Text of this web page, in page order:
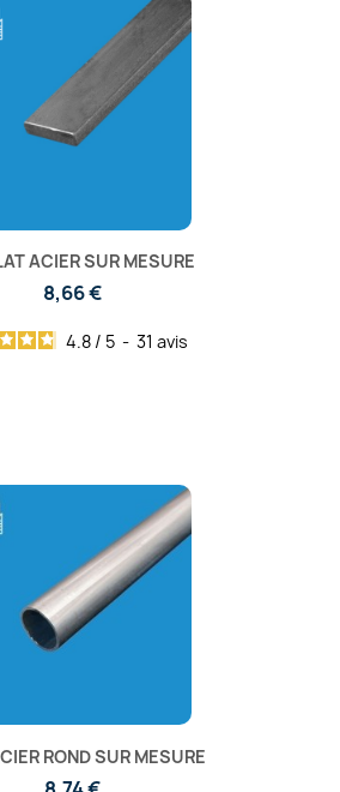
ACIER SUR MESURE
8,66 €
4.8 / 5 - 31 avis
ROND SUR MESURE